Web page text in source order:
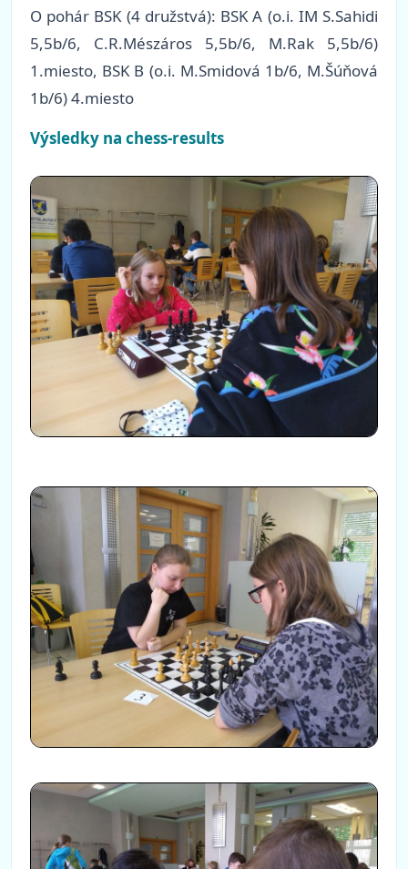
O pohár BSK (4 družstvá): BSK A (o.i. IM S.Sahidi
5,5b/6, C.R.Mészáros 5,5b/6, M.Rak 5,5b/6)
1.miesto, BSK B (o.i. M.Smidová 1b/6, M.Šúňová
1b/6) 4.miesto
Výsledky na chess-results